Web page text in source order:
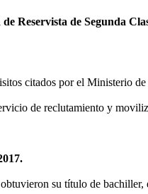
Reservista de Segunda
citados por el Ministerio
de reclutamiento y
su título de bachiller,